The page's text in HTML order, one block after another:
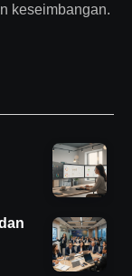
keseimbangan.